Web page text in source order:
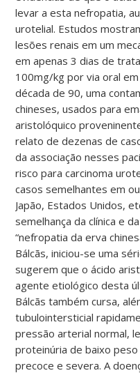
levar a esta nefropatia,
urotelial. Estudos
lesões renais em um
em apenas 3 dias de
100mg/kg por via oral em
década de 90, uma
chineses, usados para
aristolóquico
relato de dezenas de
da associação nesses
risco para carcinoma
casos semelhantes em
Japão, Estados Unidos,
semelhança da clínica e
“nefropatia da erva
Bálcãs, iniciou-se uma
sugerem que o ácido
agente etiológico desta
Bálcãs também cursa,
tubulointersticial
pressão arterial normal,
proteinúria de baixo peso
precoce e severa. A